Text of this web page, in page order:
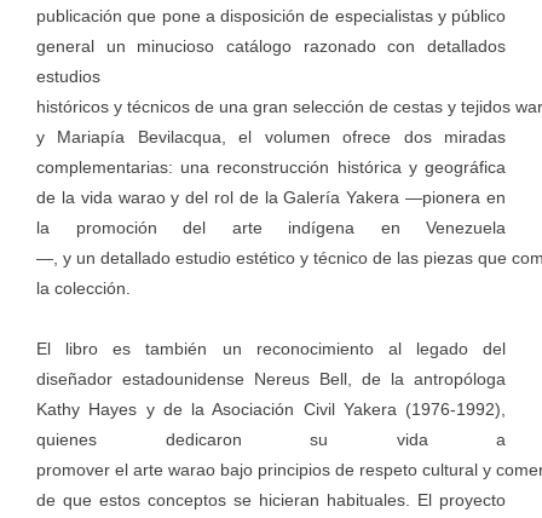
publicación que pone a disposición de especialistas y público
general un minucioso catálogo razonado con detallados
estudios
históricos y técnicos de una gran selección de cestas y tejidos
y Mariapía Bevilacqua, el volumen ofrece dos miradas
complementarias: una reconstrucción histórica y geográfica
de la vida warao y del rol de la Galería Yakera —pionera en
la promoción del arte indígena en Venezuela
—, y un detallado estudio estético y técnico de las piezas que
la colección.
El libro es también un reconocimiento al legado del
diseñador estadounidense Nereus Bell, de la antropóloga
Kathy Hayes y de la Asociación Civil Yakera (1976-1992),
quienes dedicaron su vida a
promover el arte warao bajo principios de respeto cultural y
de que estos conceptos se hicieran habituales. El proyecto